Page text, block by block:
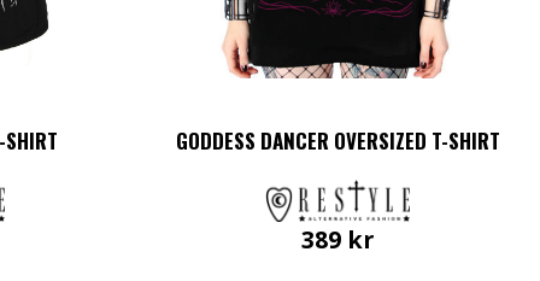
SHIRT GODDESS DANCER OVERSIZED T-SHIRT
389 kr